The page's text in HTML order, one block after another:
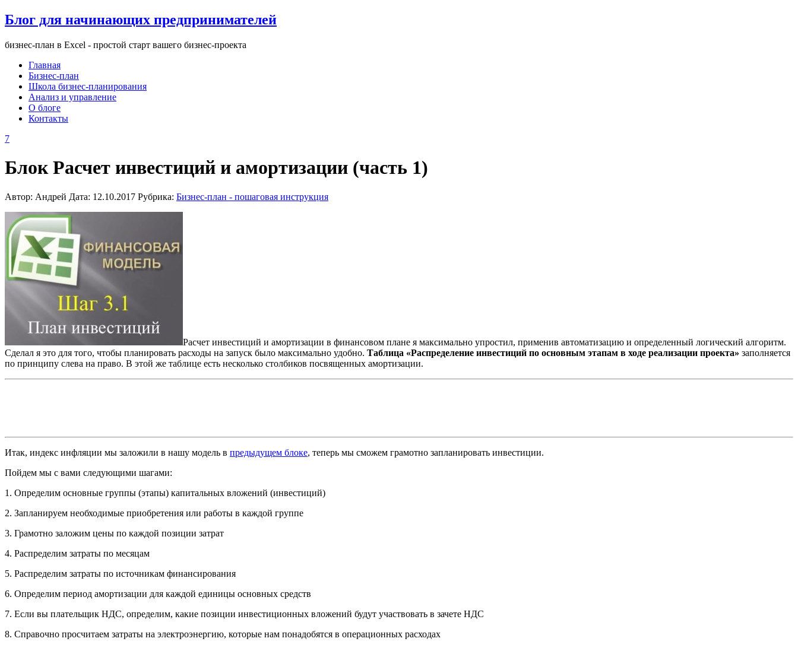
Блог для начинающих предпринимателей
бизнес-план в Excel - простой старт вашего бизнес-проекта
Главная
Бизнес-план
Школа бизнес-планирования
Анализ и управление
О блоге
Контакты
7
Блок Расчет инвестиций и амортизации (часть 1)
Автор: Андрей Дата: 12.10.2017 Рубрика: Бизнес-план - пошаговая инструкция
Расчет инвестиций и амортизации в финансовом плане я максимально упростил, применив автоматизацию и определенный логический алгоритм.
Сделал я это для того, чтобы планировать расходы на запуск было максимально удобно. Таблица «Распределение инвестиций по основным этапам в ходе реализации проекта» заполняется
по принципу слева на право. В этой же таблице есть несколько столбиков посвященных амортизации.
Итак, индекс инфляции мы заложили в нашу модель в предыдущем блоке, теперь мы сможем грамотно запланировать инвестиции.
Пойдем мы с вами следующими шагами:
1. Определим основные группы (этапы) капитальных вложений (инвестиций)
2. Запланируем необходимые приобретения или работы в каждой группе
3. Грамотно заложим цены по каждой позиции затрат
4. Распределим затраты по месяцам
5. Распределим затраты по источникам финансирования
6. Определим период амортизации для каждой единицы основных средств
7. Если вы плательщик НДС, определим, какие позиции инвестиционных вложений будут участвовать в зачете НДС
8. Справочно просчитаем затраты на электроэнергию, которые нам понадобятся в операционных расходах